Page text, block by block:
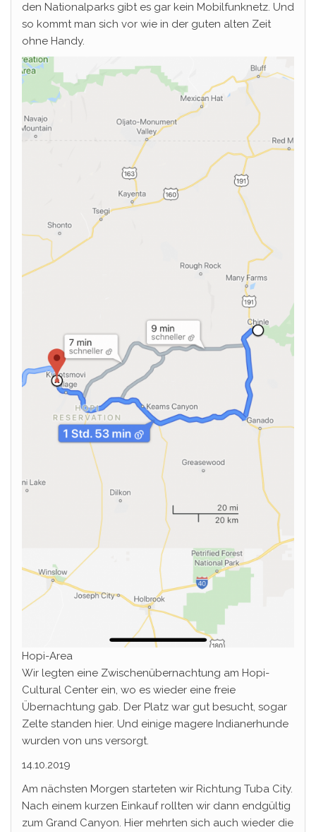
den Nationalparks gibt es gar kein Mobilfunknetz. Und
so kommt man sich vor wie in der guten alten Zeit
ohne Handy.
Hopi-Area
Wir legten eine Zwischenübernachtung am Hopi-
Cultural Center ein, wo es wieder eine freie
Übernachtung gab. Der Platz war gut besucht, sogar
Zelte standen hier. Und einige magere Indianerhunde
wurden von uns versorgt.
14.10.2019
Am nächsten Morgen starteten wir Richtung Tuba City.
Nach einem kurzen Einkauf rollten wir dann endgültig
zum Grand Canyon. Hier mehrten sich auch wieder die